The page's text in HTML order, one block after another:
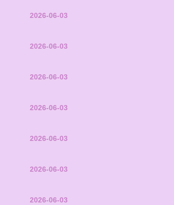
2026-06-03
2026-06-03
2026-06-03
2026-06-03
2026-06-03
2026-06-03
2026-06-03